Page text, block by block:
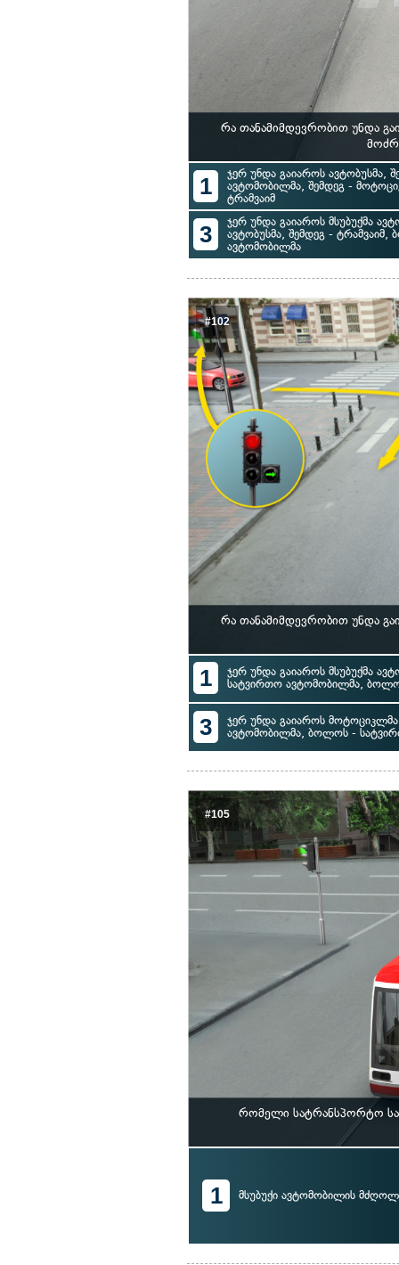
რა თანამიმდევრობით უნდა
1
ჯერ უნდა გაიაროს ავტობუსმა,
ავტომობილმა, შემდეგ -
ტრამვაიმ
3
ჯერ უნდა გაიაროს მსუბუქმა
ავტობუსმა, შემდეგ -
ავტომობილმა
#102
რა თანამიმდევრობით უნდა
1
ჯერ უნდა გაიაროს მსუბუქმა
სატვირთო ავტომობილმა,
3
ჯერ უნდა გაიაროს მოტოციკლმა,
ავტომობილმა, ბოლოს -
#105
რომელი სატრანსპორტო
1 მსუბუქი ავტომობილის